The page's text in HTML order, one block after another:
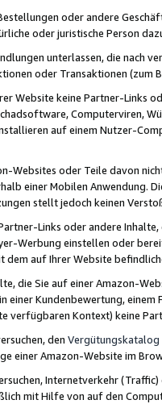
oder andere
oder juristische Person
unterlassen, die nach
oder Transaktionen (zum
Website keine Partner-Links
Computerviren,
auf einem Nutzer-
Websites oder Teile davon
einer Mobilen Anwendung.
stellt jedoch keinen
Links oder andere
Werbung einstellen oder
dem auf Ihrer Website
die Sie auf einer Amazon-
einer Kundenbewertung,
verfügbaren Kontext) keine
den Vergütungskatalog
einer Amazon-Website im
Internetverkehr
mit Hilfe von auf den